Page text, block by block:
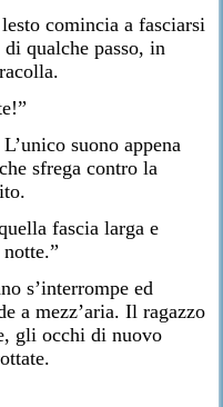
comincia a fasciarsi
qualche passo, in
suono appena
sfrega contro la
fascia larga e
s’interrompe ed
a mezz’aria. Il ragazzo
gli occhi di nuovo